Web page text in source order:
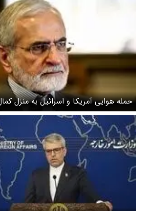
حمله هوایی آمریکا و اسرائیل به منزل
ایشان به شهادت رسید